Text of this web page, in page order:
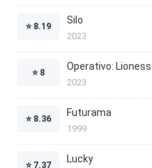
⭐ 8.19
Silo
2023
⭐ 8
Operativo: Lioness
2023
⭐ 8.36
Futurama
1999
⭐ 7.37
Lucky